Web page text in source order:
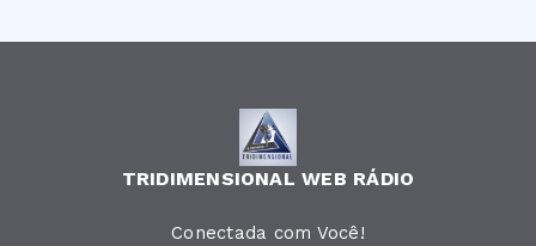
TRIDIMENSIONAL WEB RÁDIO
Conectada com Você!